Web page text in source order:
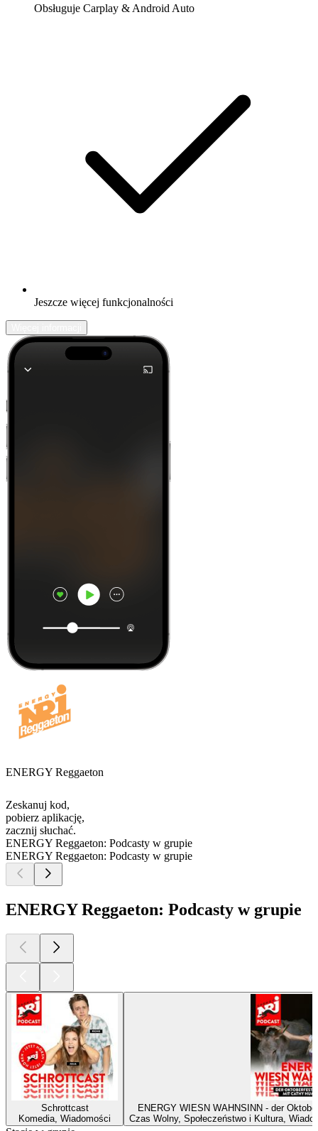
Obsługuje Carplay & Android Auto
Jeszcze więcej funkcjonalności
ENERGY Reggaeton
Zeskanuj kod,
pobierz aplikację,
zacznij słuchać.
ENERGY Reggaeton: Podcasty w grupie
ENERGY Reggaeton: Podcasty w grupie
ENERGY Reggaeton: Podcasty w grupie
Schrottcast
Komedia, Wiadomości
ENERGY WIESN WAHNSINN - der
Czas Wolny, Społeczeństwo i Kultura,